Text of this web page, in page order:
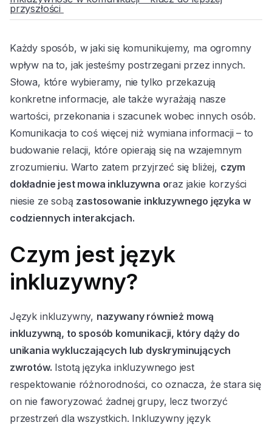
przyszłości
Każdy sposób, w jaki się komunikujemy, ma ogromny
wpływ na to, jak jesteśmy postrzegani przez innych.
Słowa, które wybieramy, nie tylko przekazują
konkretne informacje, ale także wyrażają nasze
wartości, przekonania i szacunek wobec innych osób.
Komunikacja to coś więcej niż wymiana informacji – to
budowanie relacji, które opierają się na wzajemnym
zrozumieniu. Warto zatem przyjrzeć się bliżej, czym
dokładnie jest mowa inkluzywna oraz jakie korzyści
niesie ze sobą zastosowanie inkluzywnego języka w
codziennych interakcjach.
Czym jest język
inkluzywny?
Język inkluzywny, nazywany również mową
inkluzywną, to sposób komunikacji, który dąży do
unikania wykluczających lub dyskryminujących
zwrotów. Istotą języka inkluzywnego jest
respektowanie różnorodności, co oznacza, że stara się
on nie faworyzować żadnej grupy, lecz tworzyć
przestrzeń dla wszystkich. Inkluzywny język